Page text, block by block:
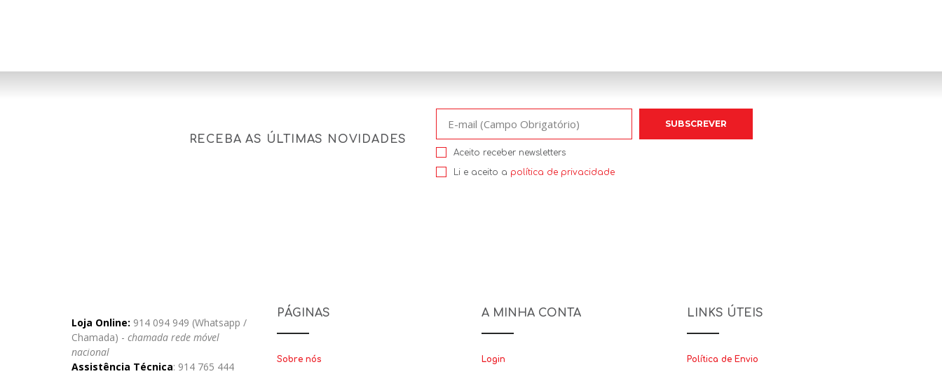
RECEBA AS ÚLTIMAS NOVIDADES
Aceito receber newsletters
Li e aceito a política de privacidade
Loja Online: 914 094 949 (Whatsapp /
Chamada) - chamada rede móvel
nacional
Assistência Técnica: 914 765 444
PÁGINAS
Sobre nós
A MINHA CONTA
Login
LINKS ÚTEIS
Política de Envio